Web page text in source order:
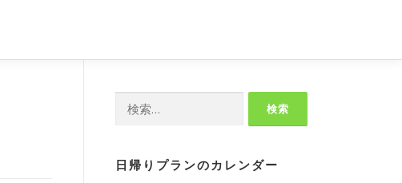
日帰りプランのカレンダー